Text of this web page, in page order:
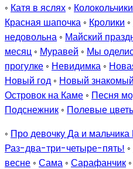
◦ Катя в яслях ◦ Колокольчики
Красная шапочка ◦ Кролики ◦
недовольна ◦ Майский
месяц ◦ Муравей ◦ Мы
прогулке ◦ Невидимка ◦
Новый год ◦ Новый знакомый
Островок на Каме ◦ Песня
Подснежник ◦ Полевые
◦ Про девочку Да и мальчика
Раз-два-три-четыре-пять! ◦
весне ◦ Сама ◦ Сарафанчик ◦